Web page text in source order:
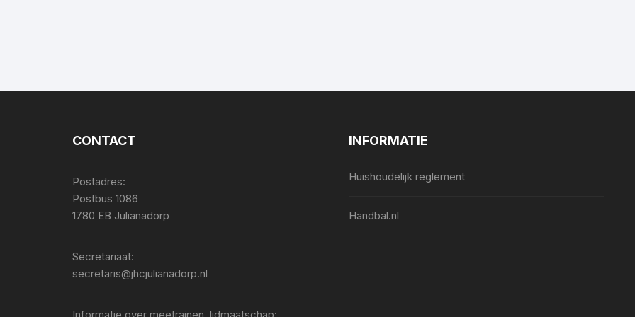
CONTACT
Postadres:
Postbus 1086
1780 EB Julianadorp
Secretariaat:
secretaris@jhcjulianadorp.nl
INFORMATIE
Huishoudelijk reglement
Handbal.nl